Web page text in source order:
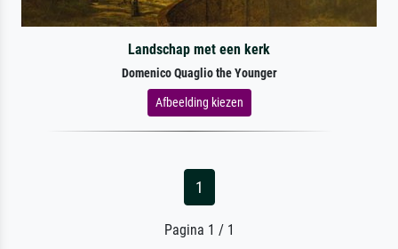
Landschap met een kerk
Domenico Quaglio the Younger
Afbeelding kiezen
1
Pagina 1 / 1